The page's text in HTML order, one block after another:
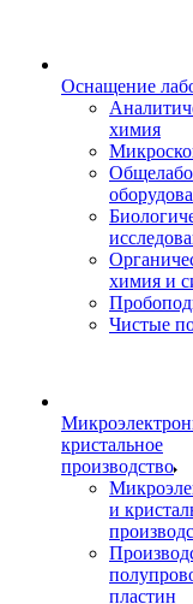
Оснащение
химия
химия и
Чистые
кристальное
производство
и
пластин